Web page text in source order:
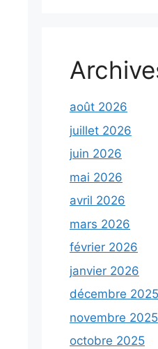
août 2026
juillet 2026
juin 2026
mai 2026
avril 2026
mars 2026
février 2026
janvier 2026
décembre 2025
novembre 2025
octobre 2025